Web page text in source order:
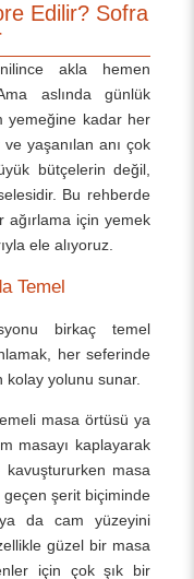
Edilir? Sofra
akla hemen
aslında günlük
yemeğine kadar her
yaşanılan anı çok
bütçelerin değil,
Bu rehberde
ağırlama için yemek
ele alıyoruz.
Temel
birkaç temel
her seferinde
kolay yolunu sunar.
masa örtüsü ya
masayı kaplayarak
masa
geçen şerit biçiminde
da cam yüzeyini
güzel bir masa
için çok şık bir